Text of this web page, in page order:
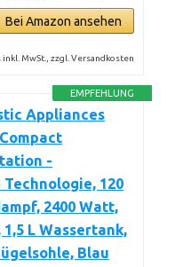
Bei Amazon ansehen
inkl. MwSt., zzgl. Versandkosten
EMPFEHLUNG
Appliances
-
120
2400 Watt,
1,5 L Wassertank,
Blau